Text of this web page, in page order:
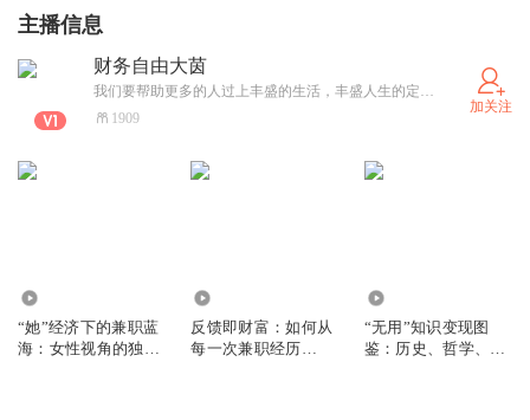
主播信息
财务自由大茵
我们要帮助更多的人过上丰盛的生活，丰盛人生的定义是：没有恐惧、没有忧愁、持续不断的去实现有价值的梦想，同时在家庭、身体、生意、人际关系、心理、精神六个生活的方面实现平衡！ 我们要影响一亿人读书，快乐的成长，1000个家庭实现财务自由。
1909
加关注
“她”经济下的兼职蓝
海：女性视角的独特
反馈即财富：如何从
每一次兼职经历
“无用”知识变现图
鉴：历史、哲学、冷